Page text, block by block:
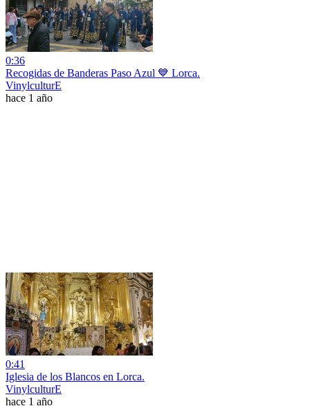
0:36
Recogidas de Banderas Paso Azul 💙 Lorca.
VinylculturE
hace 1 año
0:41
Iglesia de los Blancos en Lorca.
VinylculturE
hace 1 año